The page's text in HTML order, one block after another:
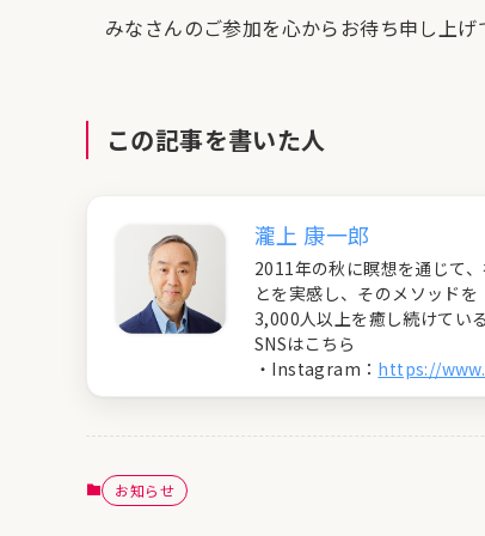
みなさんのご参加を心からお待ち申し上げ
この記事を書いた人
瀧上 康一郎
2011年の秋に瞑想を通じて
とを実感し、そのメソッド
3,000人以上を癒し続けている
SNSはこちら
・Instagram： https://
お知らせ